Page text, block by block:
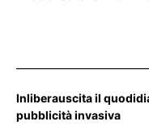
Inliberauscita il
pubblicità invasiva